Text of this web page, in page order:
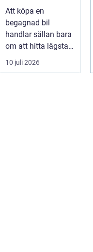
bil till rätt pris
Att köpa en
begagnad bil
handlar sällan bara
om att hitta lägsta
pris. För många i
och runt Helsingb...
10 juli 2026